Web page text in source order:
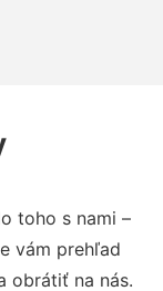
toho s nami –
vám prehľad
obrátiť na nás.